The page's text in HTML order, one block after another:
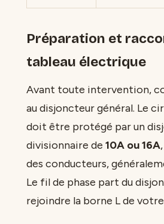
Préparation et
tableau électrique
Avant toute intervention,
au disjoncteur général. Le
doit être protégé par un
divisionnaire de 10A ou 16A
des conducteurs,
Le fil de phase part du
rejoindre la borne L de